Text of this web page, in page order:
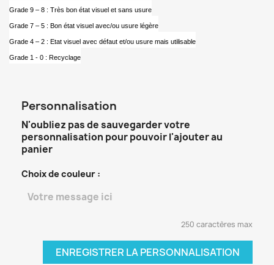
Grade 9 – 8 : Très bon état visuel et sans usure
Grade 7 – 5 : Bon état visuel avec/ou usure légère
Grade 4 – 2 : Etat visuel avec défaut et/ou usure mais utilisable
Grade 1 - 0 : Recyclage
Personnalisation
N'oubliez pas de sauvegarder votre
personnalisation pour pouvoir l'ajouter au
panier
Choix de couleur :
250 caractères max
ENREGISTRER LA PERSONNALISATION